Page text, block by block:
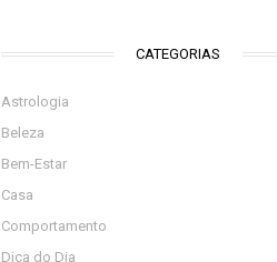
CATEGORIAS
Astrologia
Beleza
Bem-Estar
Casa
Comportamento
Dica do Dia